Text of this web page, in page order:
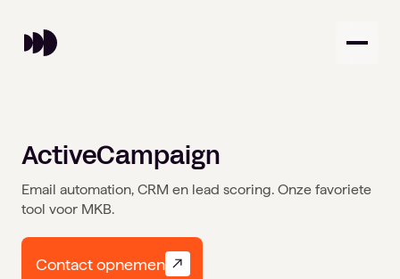
AI
Over ons
ActiveCampaign
Email automation, CRM en lead scoring. Onze favoriete
tool voor MKB.
Contact opnemen